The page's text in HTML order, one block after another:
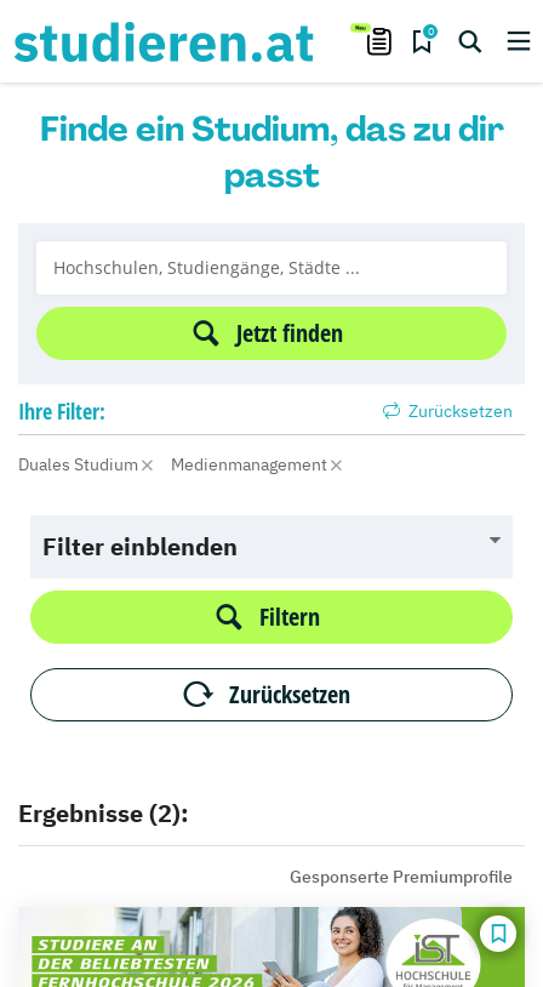
0
Finde ein Studium, das zu dir
passt
Jetzt finden
Ihre Filter: Zurücksetzen
Duales Studium Medienmanagement
Filter einblenden
Filtern
Zurücksetzen
Ergebnisse (2):
Gesponserte Premiumprofile